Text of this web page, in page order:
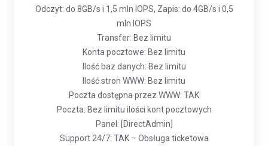
Odczyt: do 8GB/s i 1,5 mln IOPS, Zapis: do 4GB/s i 0,5
mln IOPS
Transfer: Bez limitu
Konta pocztowe: Bez limitu
Ilość baz danych: Bez limitu
Ilość stron WWW: Bez limitu
Poczta dostępna przez WWW: TAK
Poczta: Bez limitu ilości kont pocztowych
Panel: [DirectAdmin]
Support 24/7: TAK – Obsługa ticketowa